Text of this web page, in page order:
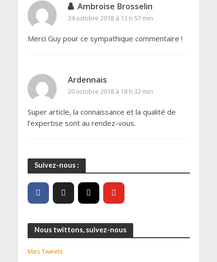
Ambroise Brosselin
24 octobre 2018 à 13 h 57 min
Merci Guy pour ce sympathique commentaire !
Ardennais
20 octobre 2018 à 18 h 32 min
Super article, la connaissance et la qualité de
l’expertise sont au rendez-vous.
Suivez-nous :
Nous twittons, suivez-nous
Mes Tweets